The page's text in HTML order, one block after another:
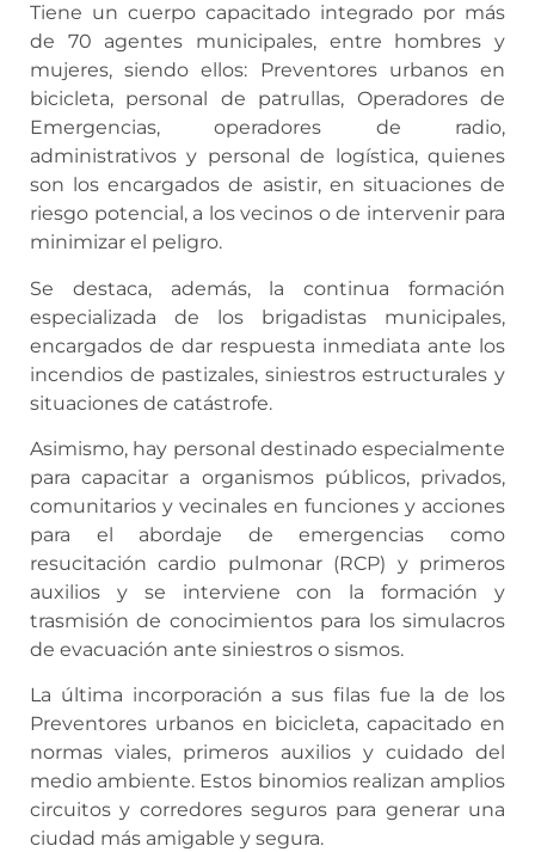
Tiene un cuerpo capacitado integrado por más
de 70 agentes municipales, entre hombres y
mujeres, siendo ellos: Preventores urbanos en
bicicleta, personal de patrullas, Operadores de
Emergencias, operadores de radio,
administrativos y personal de logística, quienes
son los encargados de asistir, en situaciones de
riesgo potencial, a los vecinos o de intervenir para
minimizar el peligro.
Se destaca, además, la continua formación
especializada de los brigadistas municipales,
encargados de dar respuesta inmediata ante los
incendios de pastizales, siniestros estructurales y
situaciones de catástrofe.
Asimismo, hay personal destinado especialmente
para capacitar a organismos públicos, privados,
comunitarios y vecinales en funciones y acciones
para el abordaje de emergencias como
resucitación cardio pulmonar (RCP) y primeros
auxilios y se interviene con la formación y
trasmisión de conocimientos para los simulacros
de evacuación ante siniestros o sismos.
La última incorporación a sus filas fue la de los
Preventores urbanos en bicicleta, capacitado en
normas viales, primeros auxilios y cuidado del
medio ambiente. Estos binomios realizan amplios
circuitos y corredores seguros para generar una
ciudad más amigable y segura.